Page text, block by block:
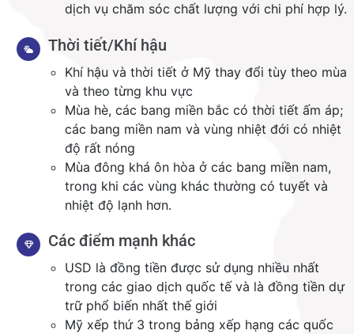
dịch vụ chăm sóc chất lượng với chi phí hợp lý.
Thời tiết/Khí hậu
Khí hậu và thời tiết ở Mỹ thay đổi tùy theo mùa
và theo từng khu vực
Mùa hè, các bang miền bắc có thời tiết ấm áp;
các bang miền nam và vùng nhiệt đới có nhiệt
độ rất nóng
Mùa đông khá ôn hòa ở các bang miền nam,
trong khi các vùng khác thường có tuyết và
nhiệt độ lạnh hơn.
Các điểm mạnh khác
USD là đồng tiền được sử dụng nhiều nhất
trong các giao dịch quốc tế và là đồng tiền dự
trữ phổ biến nhất thế giới
Mỹ xếp thứ 3 trong bảng xếp hạng các quốc